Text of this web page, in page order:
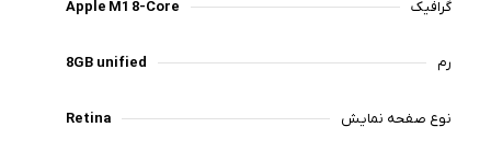
گرافیک Apple M1 8-Core
رم 8GB unified
نوع صفحه نمایش Retina